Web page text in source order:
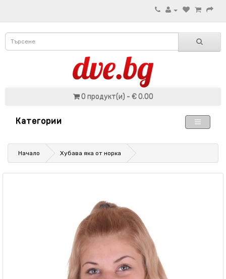
0 продукт(и) - € 0.00
Категории
Начало Хубава яка от норка